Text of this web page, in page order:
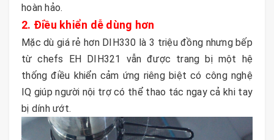
hoàn hảo.
2. Điều khiển dễ dùng hơn
Mặc dù giá rẻ hơn DIH330 là 3 triệu đồng nhưng bếp
từ chefs EH DIH321 vẫn được trang bị một hệ
thống điều khiển cảm ứng riêng biệt có công nghệ
IQ giúp người nội trợ có thể thao tác ngay cả khi tay
bị dính ướt.